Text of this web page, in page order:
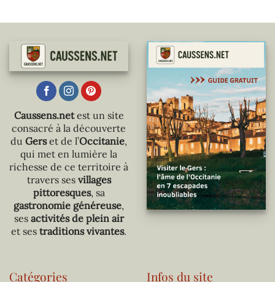
Caussens.netest un site
consacré à la découverte
du Gerset de l’Occitanie,
qui met en lumière la
richesse de ce territoire à
travers ses villages
pittoresques, sa
gastronomie généreuse,
ses activités de plein air
et ses traditions vivantes.
Catégories Infos du site